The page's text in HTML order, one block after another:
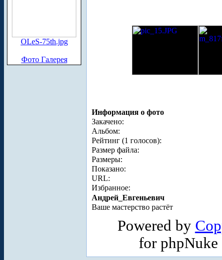
OLeS-75th.jpg
Фото Галерея
Информация о фото
Закачено:
Альбом:
Рейтинг (1 голосов):
Размер файла:
Размеры:
Показано:
URL:
Избранное:
Андрей_Евгеньевич
Ваше мастерство растёт
Powered by
for